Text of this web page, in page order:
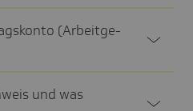
(Arbeit­ge­
und was